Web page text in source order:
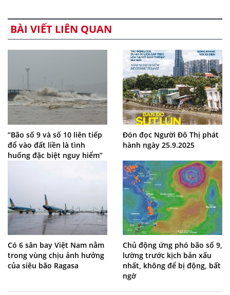
BÀI VIẾT LIÊN QUAN
“Bão số 9 và số 10 liên tiếp
đổ vào đất liền là tình
huống đặc biệt nguy hiểm”
Đón đọc Người Đô Thị phát
hành ngày 25.9.2025
Có 6 sân bay Việt Nam nằm
trong vùng chịu ảnh hưởng
của siêu bão Ragasa
Chủ động ứng phó bão số 9,
lường trước kịch bản xấu
nhất, không để bị động, bất
ngờ